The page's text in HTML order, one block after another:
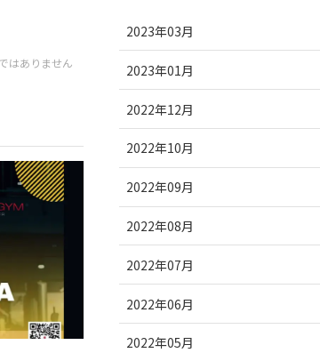
はありません
2023年03月
2023年01月
2022年12月
2022年10月
2022年09月
2022年08月
2022年07月
2022年06月
2022年05月